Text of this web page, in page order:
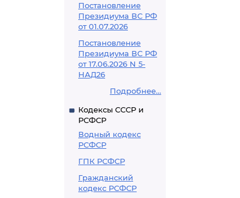
Постановление
Президиума ВС РФ
от 01.07.2026
Постановление
Президиума ВС РФ
от 17.06.2026 N 5-
НАД26
Подробнее...
Кодексы СССР и
РСФСР
Водный кодекс
РСФСР
ГПК РСФСР
Гражданский
кодекс РСФСР